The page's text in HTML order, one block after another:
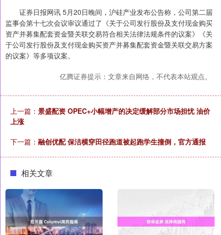
证券日报网讯 5月20日晚间，沪硅产业发布公告称，公司第二届
监事会第十七次会议审议通过了《关于公司发行股份及支付现金购买
资产并募集配套资金暨关联交易符合相关法律法规条件的议案》《关
于公司发行股份及支付现金购买资产并募集配套资金暨关联交易方案
的议案》等多项议案。
亿腾证券提示：文章来自网络，不代表本站观点。
上一篇： 景盛配资 OPEC+小幅增产的决定缓解部分市场担忧 油价
上涨
下一篇： 融创优配 保洁横穿田径跑道被起跑学生撞倒，官方通报
相关文章